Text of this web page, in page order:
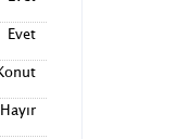
Evet
Hayır